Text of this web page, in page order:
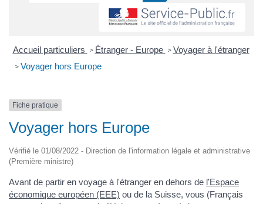
Accueil particuliers > Étranger - Europe > Voyager à l'étranger
> Voyager hors Europe
Fiche pratique
Voyager hors Europe
Vérifié le 01/08/2022 - Direction de l'information légale et administrative
(Première ministre)
Avant de partir en voyage à l'étranger en dehors de l'Espace
économique européen (EEE) ou de la Suisse, vous (Français